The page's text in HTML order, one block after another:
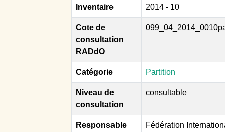
Inventaire 2014 - 10
Cote de
consultation
RADdO
Catégorie Partition
Niveau de
consultation
consultable
Responsable
Fédération